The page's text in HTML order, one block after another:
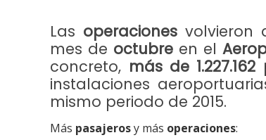
Las operaciones volvieron
mes de octubre en el
concreto, más de
instalaciones
mismo periodo de 2015.
Más pasajerosy más operaciones: